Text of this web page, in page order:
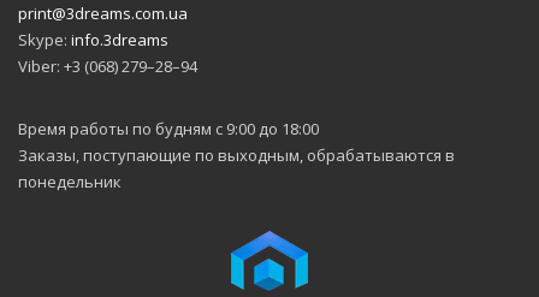
отключения
питания.
Управление печатью
сенсорного дисплея
на передней панели
принтера.
print@3dreams.com.ua
Skype: info.3dreams
Viber: +3 (068) 279–28–94
Время работы по будням с 9:00 до 18:00
Заказы, поступающие по выходным, обрабатываются в
понедельник